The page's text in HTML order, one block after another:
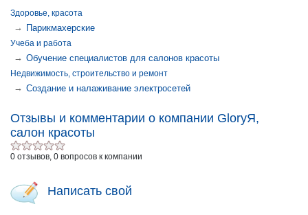
Здоровье, красота
→ Парикмахерские
Учеба и работа
→ Обучение специалистов для салонов красоты
Недвижимость, строительство и ремонт
→ Создание и налаживание электросетей
Отзывы и комментарии о компании GloryЯ,
салон красоты
0 отзывов, 0 вопросов к компании
Написать свой